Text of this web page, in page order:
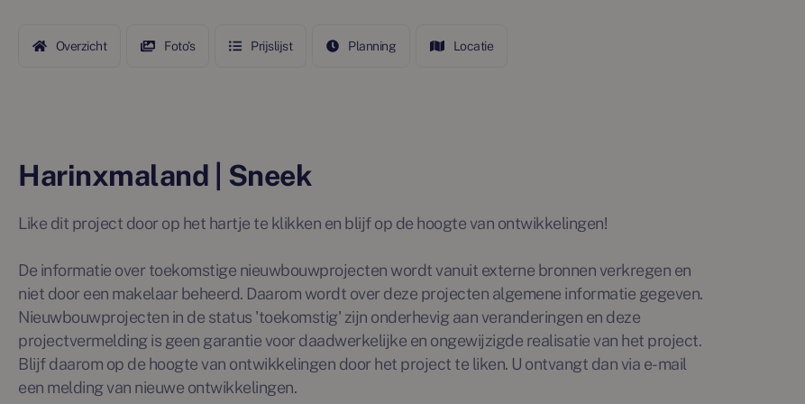
Overzicht Foto's Prijslijst Planning Locatie
Harinxmaland | Sneek
Like dit project door op het hartje te klikken en blijf op de hoogte van ontwikkelingen!
De informatie over toekomstige nieuwbouwprojecten wordt vanuit externe bronnen verkregen en
niet door een makelaar beheerd. Daarom wordt over deze projecten algemene informatie gegeven.
Nieuwbouwprojecten in de status 'toekomstig' zijn onderhevig aan veranderingen en deze
projectvermelding is geen garantie voor daadwerkelijke en ongewijzigde realisatie van het project.
Blijf daarom op de hoogte van ontwikkelingen door het project te liken. U ontvangt dan via e-mail
een melding van nieuwe ontwikkelingen.